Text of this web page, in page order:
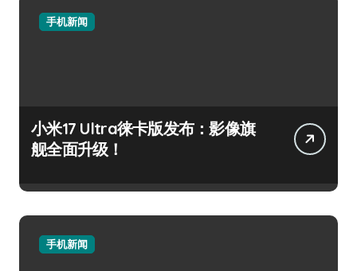
手机新闻
小米17 Ultra徕卡版发布：影像旗
舰全面升级！
手机新闻